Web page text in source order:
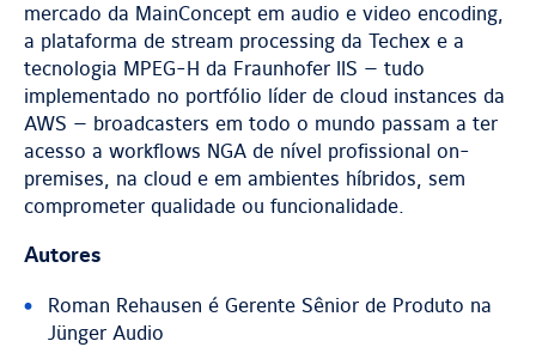
mercado da MainConcept em audio e video encoding,
a plataforma de stream processing da Techex e a
tecnologia MPEG-H da Fraunhofer IIS — tudo
implementado no portfólio líder de cloud instances da
AWS — broadcasters em todo o mundo passam a ter
acesso a workflows NGA de nível profissional on-
premises, na cloud e em ambientes híbridos, sem
comprometer qualidade ou funcionalidade.
Autores
Roman Rehausen é Gerente Sênior de Produto na
Jünger Audio